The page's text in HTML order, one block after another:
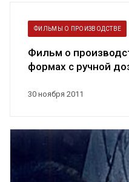
30 ноября 2011
ФИЛЬМЫ О ПРОИЗВОДСТВЕ
Фильм о
формах с ручной